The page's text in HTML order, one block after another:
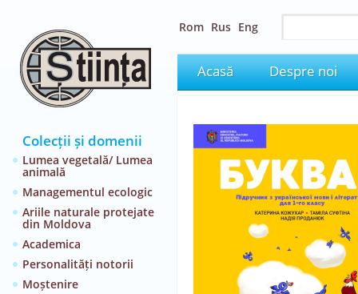
Colecții și domenii
Lumea vegetală/ Lumea
animală
Managementul ecologic
Ariile naturale protejate
din Moldova
Academica
Personalități notorii
Moștenire
Rom Rus Eng
Acasă Despre noi